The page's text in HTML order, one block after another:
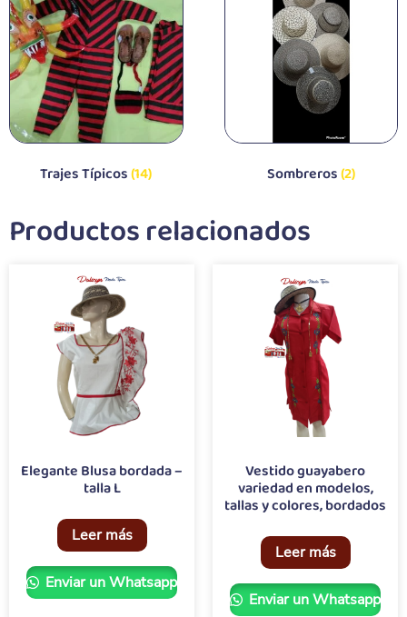
Trajes Típicos(14) Sombreros(2)
Productos relacionados
Elegante Blusa bordada –
talla L
Leer más
Enviar un Whatsapp
Vestido guayabero
variedad en modelos,
tallas y colores, bordados
Leer más
Enviar un Whatsapp